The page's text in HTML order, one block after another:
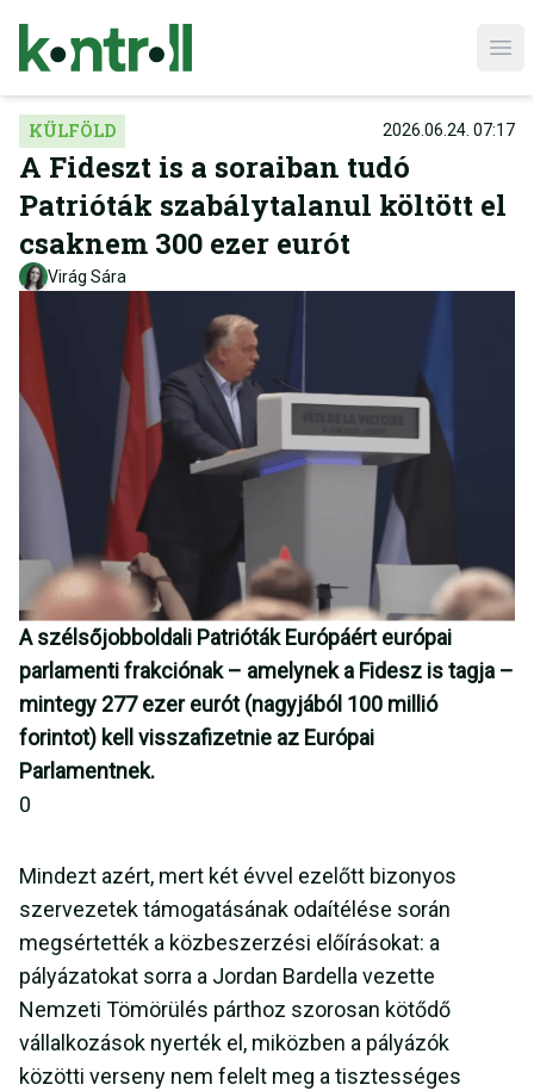
KÜLFÖLD 2026.06.24. 07:17
A Fideszt is a soraiban tudó
Patrióták szabálytalanul költött el
csaknem 300 ezer eurót
Virág Sára
A szélsőjobboldali Patrióták Európáért európai
parlamenti frakciónak – amelynek a Fidesz is tagja –
mintegy 277 ezer eurót (nagyjából 100 millió
forintot) kell visszafizetnie az Európai
Parlamentnek.
0
Mindezt azért, mert két évvel ezelőtt bizonyos
szervezetek támogatásának odaítélése során
megsértették a közbeszerzési előírásokat: a
pályázatokat sorra a Jordan Bardella vezette
Nemzeti Tömörülés párthoz szorosan kötődő
vállalkozások nyerték el, miközben a pályázók
közötti verseny nem felelt meg a tisztességes